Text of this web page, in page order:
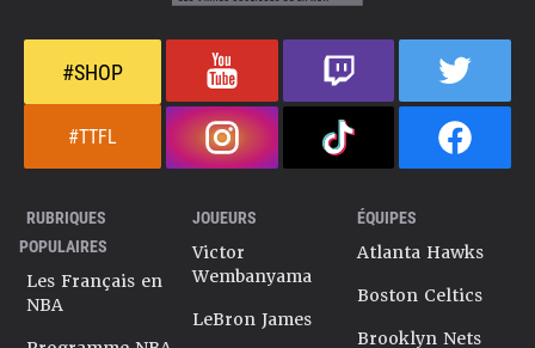
#SHOP
#TTFL
RUBRIQUES
POPULAIRES
Les Français en
NBA
JOUEURS
Victor
Wembanyama
LeBron James
ÉQUIPES
Atlanta Hawks
Boston Celtics
Brooklyn Nets